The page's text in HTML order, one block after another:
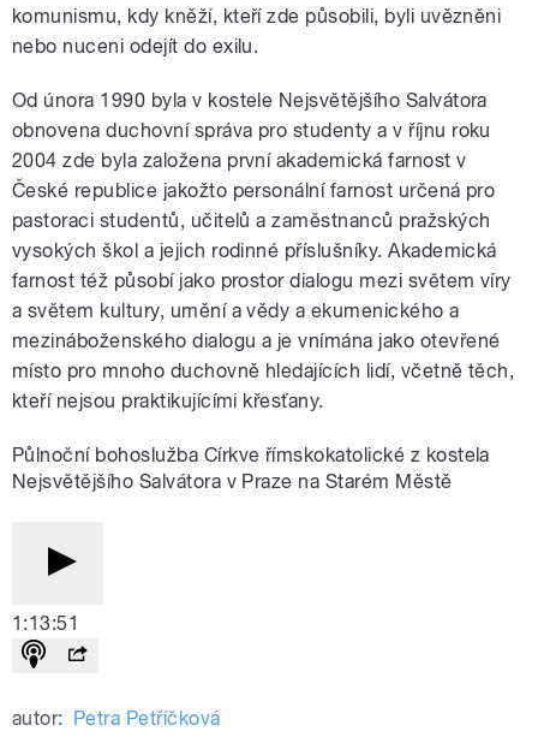
komunismu, kdy kněží, kteří zde působili, byli uvězněni
nebo nuceni odejít do exilu.
Od února 1990 byla v kostele Nejsvětějšího Salvátora
obnovena duchovní správa pro studenty a v říjnu roku
2004 zde byla založena první akademická farnost v
České republice jakožto personální farnost určená pro
pastoraci studentů, učitelů a zaměstnanců pražských
vysokých škol a jejich rodinné příslušníky. Akademická
farnost též působí jako prostor dialogu mezi světem víry
a světem kultury, umění a vědy a ekumenického a
mezináboženského dialogu a je vnímána jako otevřené
místo pro mnoho duchovně hledajících lidí, včetně těch,
kteří nejsou praktikujícími křesťany.
Půlnoční bohoslužba Církve římskokatolické z kostela
Nejsvětějšího Salvátora v Praze na Starém Městě
1:13:51
autor: Petra Petříčková